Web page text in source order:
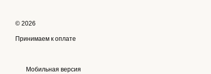
© 2026
Принимаем к оплате
Мобильная версия